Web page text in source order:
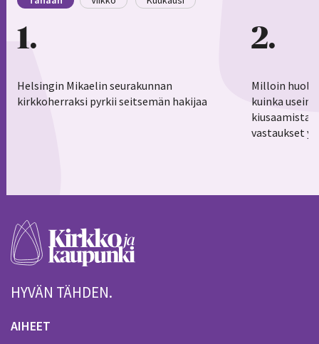
1
Helsingin Mikaelin seurakunnan
kirkkoherraksi pyrkii seitsemän hakijaa
2
Milloin
kuinka usein
vastaukset
HYVÄN TÄHDEN.
AIHEET